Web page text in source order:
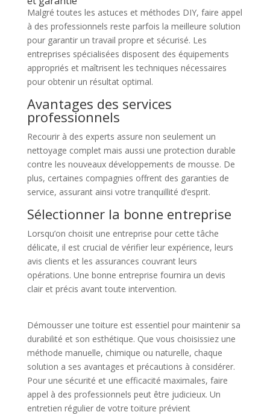
Malgré toutes les astuces et méthodes DIY, faire appel
à des professionnels reste parfois la meilleure solution
pour garantir un travail propre et sécurisé. Les
entreprises spécialisées disposent des équipements
appropriés et maîtrisent les techniques nécessaires
pour obtenir un résultat optimal.
Avantages des services
professionnels
Recourir à des experts assure non seulement un
nettoyage complet mais aussi une protection durable
contre les nouveaux développements de mousse. De
plus, certaines compagnies offrent des garanties de
service, assurant ainsi votre tranquillité d’esprit.
Sélectionner la bonne entreprise
Lorsqu’on choisit une entreprise pour cette tâche
délicate, il est crucial de vérifier leur expérience, leurs
avis clients et les assurances couvrant leurs
opérations. Une bonne entreprise fournira un devis
clair et précis avant toute intervention.
Démousser une toiture est essentiel pour maintenir sa
durabilité et son esthétique. Que vous choisissiez une
méthode manuelle, chimique ou naturelle, chaque
solution a ses avantages et précautions à considérer.
Pour une sécurité et une efficacité maximales, faire
appel à des professionnels peut être judicieux. Un
entretien régulier de votre toiture prévient